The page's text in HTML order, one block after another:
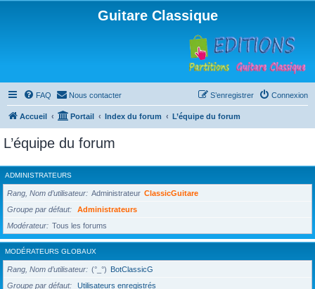
Guitare Classique
FAQ Nous contacter Connexion
S’enregistrer
Accueil Portail Index du forum L’équipe du forum
L’équipe du forum
ADMINISTRATEURS
Rang, Nom d’utilisateur Administrateur ClassicGuitare
Groupe par défaut
Administrateurs
Modérateur
Tous les forums
MODÉRATEURS GLOBAUX
Rang, Nom d’utilisateur (°_°) BotClassicG
Groupe par défaut
Utilisateurs enregistrés